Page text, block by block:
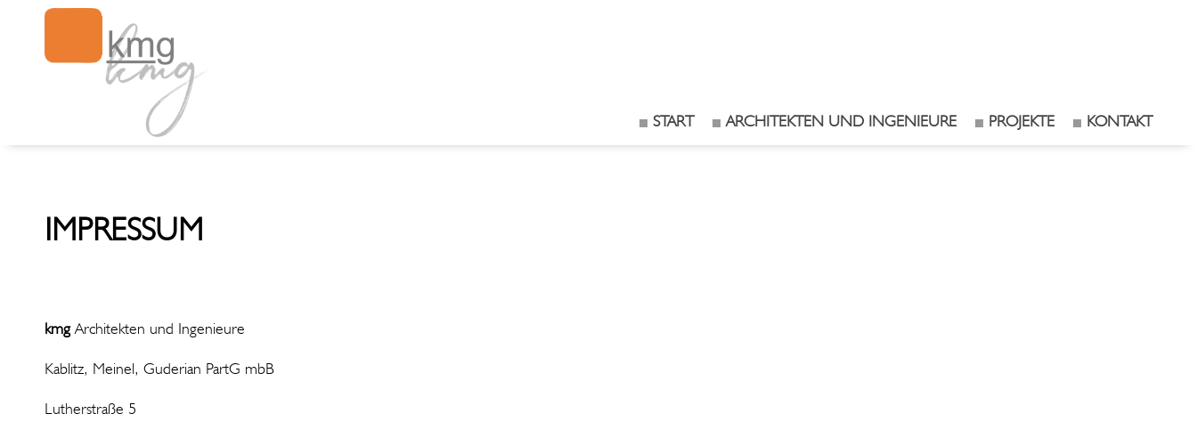
START ARCHITEKTEN UND INGENIEURE PROJEKTE KONTAKT
IMPRESSUM
kmgArchitekten und Ingenieure
Kablitz, Meinel, Guderian PartG mbB
Lutherstraße 5